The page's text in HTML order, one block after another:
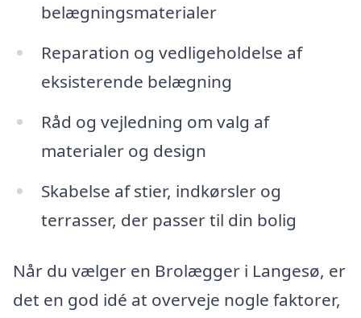
belægningsmaterialer
Reparation og vedligeholdelse af
eksisterende belægning
Råd og vejledning om valg af
materialer og design
Skabelse af stier, indkørsler og
terrasser, der passer til din bolig
Når du vælger en Brolægger i Langesø, er
det en god idé at overveje nogle faktorer,